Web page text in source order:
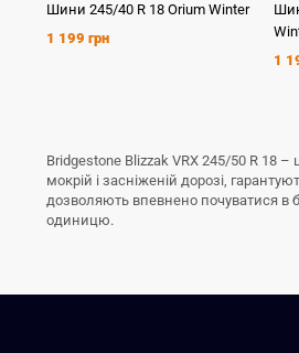
Шини 245/40 R 18 Orium Winter
1 199 грн
1
Bridgestone Blizzak VRX 245/50 R 18
мокрій і засніженій дорозі,
дозволяють впевнено почуватися в
одиницю.